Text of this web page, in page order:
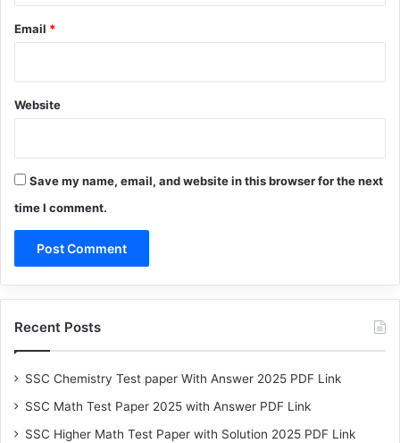
Email *
Website
Save my name, email, and website in this browser for the next
time I comment.
Recent Posts
SSC Chemistry Test paper With Answer 2025 PDF Link
SSC Math Test Paper 2025 with Answer PDF Link
SSC Higher Math Test Paper with Solution 2025 PDF Link